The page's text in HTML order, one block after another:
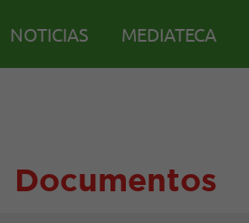
NOTICIAS MEDIATECA
Documentos